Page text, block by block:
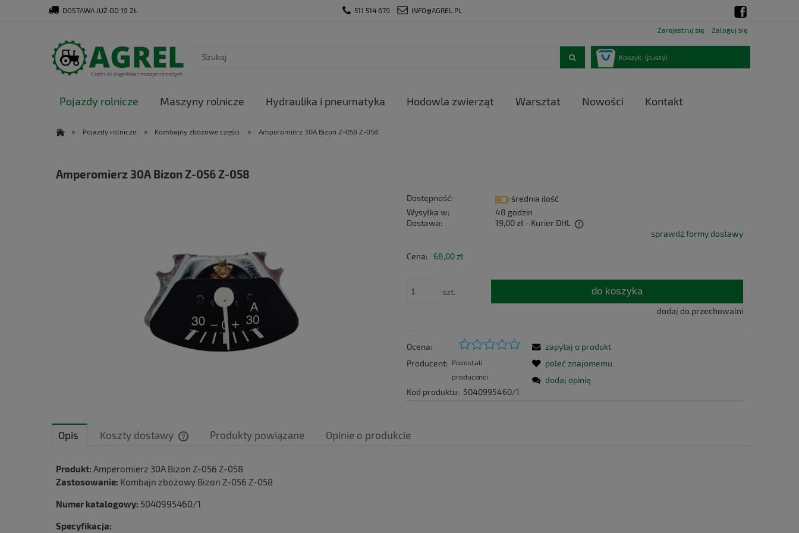
DOSTAWA JUŻ OD 19 ZŁ 511 514 679 INFO@AGREL.PL
Zarejestruj się Zaloguj się
Koszyk: (pusty)
Pojazdy rolnicze Maszyny rolnicze Hydraulika i pneumatyka Hodowla zwierząt Warsztat Nowości Kontakt
» Pojazdy rolnicze » Kombajny zbożowe części » Amperomierz 30A Bizon Z-056 Z-058
Amperomierz 30A Bizon Z-056 Z-058
Dostępność:
średnia ilość
Wysyłka w:
48 godzin
Dostawa:
19,00 zł - Kurier DHL
płatności
sprawdź formy dostawy
Cena: 68,00 zł
szt. do koszyka
dodaj do przechowalni
Ocena:
Producent:
Pozostali
producenci
Kod produktu: 5040995460/1
zapytaj o produkt
poleć znajomemu
dodaj opinię
Opis Koszty dostawy
Cena nie zawiera ewentualnych kosztów
płatności
Produkty powiązane
Produkt: Amperomierz 30A Bizon Z-056 Z-058
Zastosowanie: Kombajn zbożowy Bizon Z-056 Z-058
Numer katalogowy: 5040995460/1
Specyfikacja: